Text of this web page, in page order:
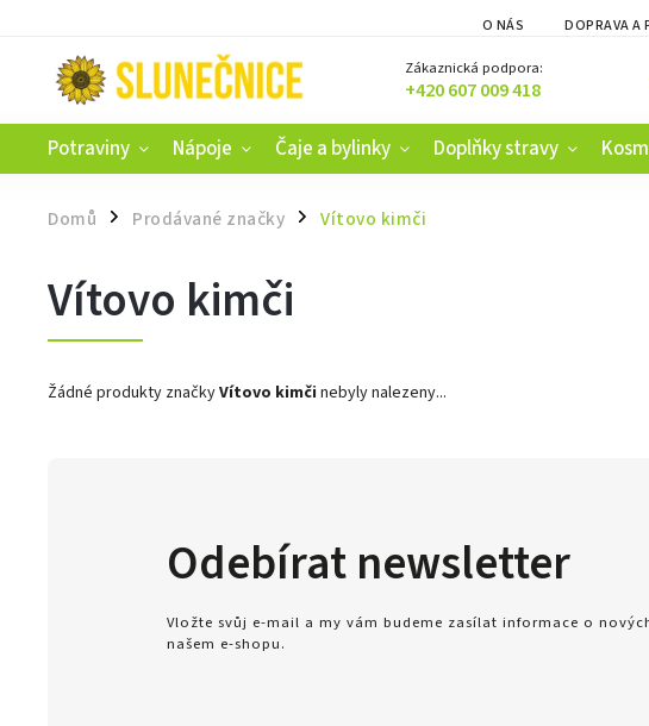
O NÁS DOPRAVA A
Zákaznická podpora:
+420 607 009 418
Potraviny Nápoje Čaje a bylinky Doplňky stravy
Domů / Prodávané značky / Vítovo kimči
Vítovo kimči
Žádné produkty značkyVítovo kimči nebyly nalezeny...
Odebírat newsletter
Vložte svůj e-mail a my vám budeme zasílat informace o
našem e-shopu.